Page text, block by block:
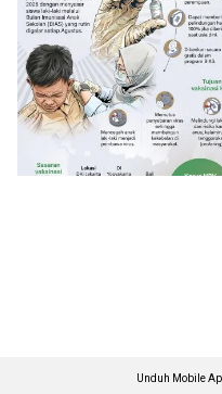
Unduh Mobile